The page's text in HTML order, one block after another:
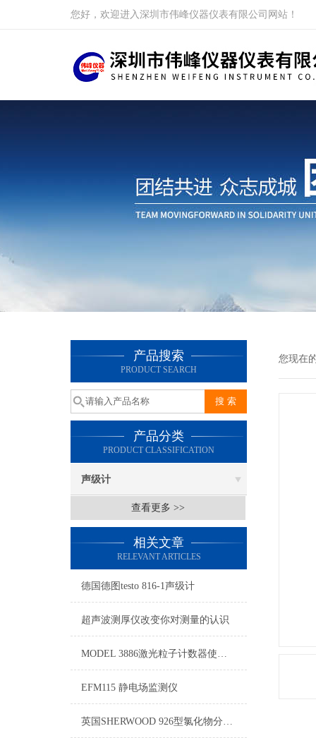
您好，欢迎进入深圳市伟峰仪器仪表有限公司网站！
产品搜索
PRODUCT SEARCH
产品分类
PRODUCT CLASSIFICATION
声级计
查看更多 >>
相关文章
RELEVANT ARTICLES
德国德图testo 816-1声级计
超声波测厚仪改变你对测量的认识
MODEL 3886激光粒子计数器使用方法与注意事项
EFM115 静电场监测仪
英国SHERWOOD 926型氯化物分析仪
您现在